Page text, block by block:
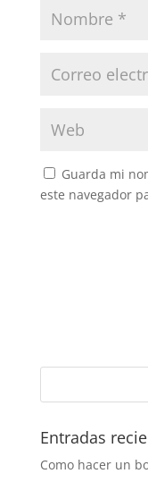
Guarda mi
este navegador
Entradas
Como hacer un